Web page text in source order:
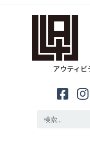
アウティ